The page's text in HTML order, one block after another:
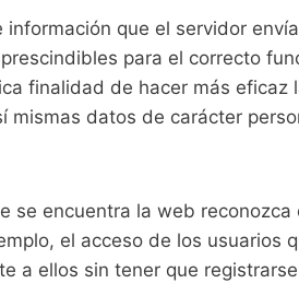
que el servidor
para el correcto
finalidad de hacer más eficaz
datos de carácter
encuentra la web
el acceso de los usuarios
a ellos sin tener que